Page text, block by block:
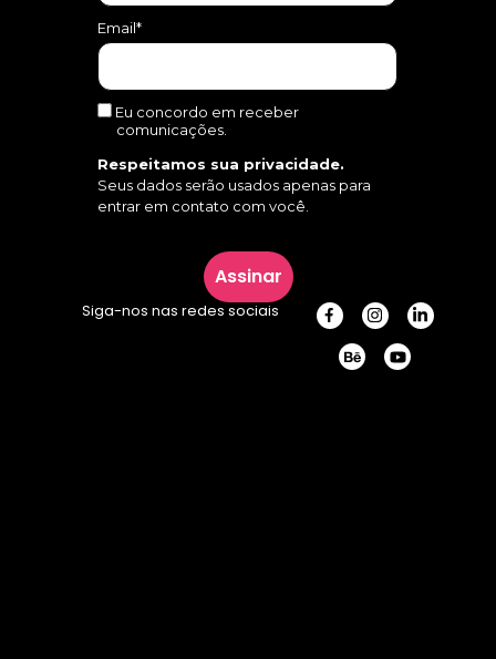
Email*
Eu concordo em receber
comunicações.
Respeitamos sua privacidade.
Seus dados serão usados apenas para
entrar em contato com você.
Assinar
Siga-nos nas redes sociais